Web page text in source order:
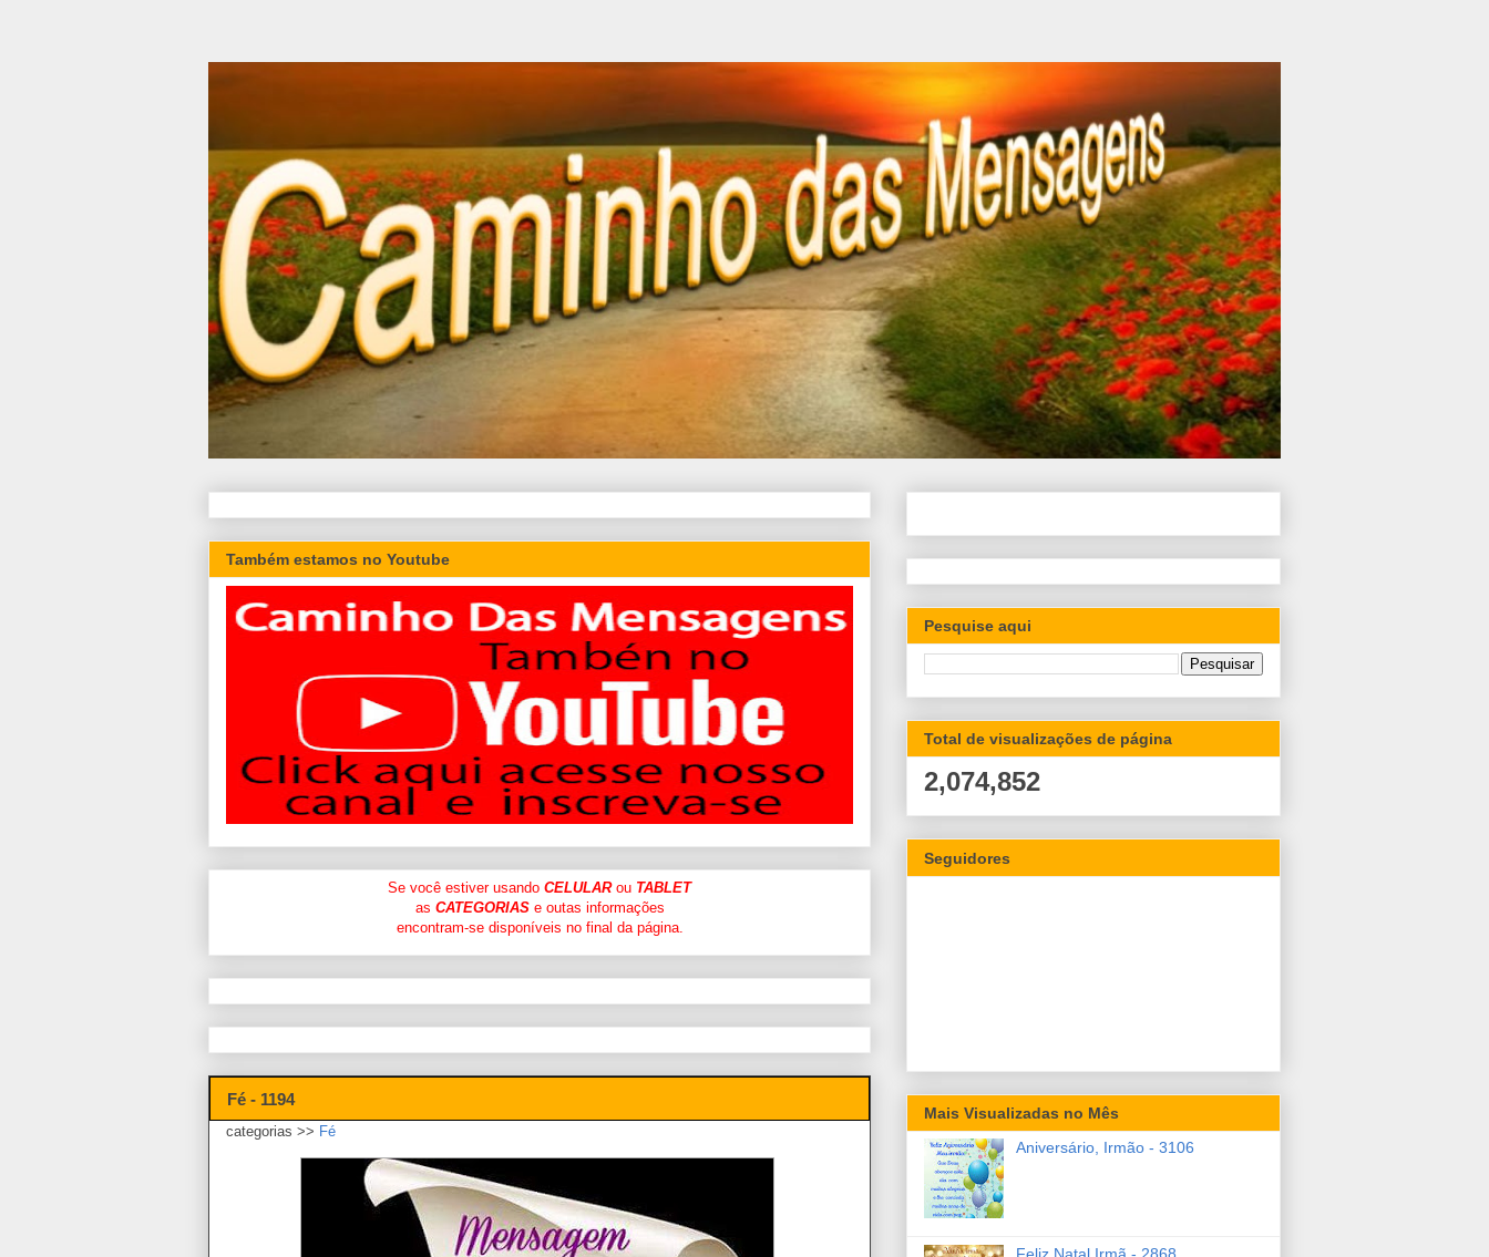
Também estamos no Youtube
Se você estiver usando CELULARou TABLET
as CATEGORIASe outas informações
encontram-se disponíveis no final da página.
Fé - 1194
categorias >> Fé
Pesquise aqui
Total de visualizações de página
2,074,852
Seguidores
Mais Visualizadas no Mês
Aniversário, Irmão - 3106